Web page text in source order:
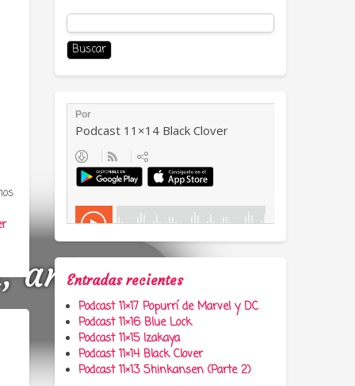
anime y
Buscar:
Entradas recientes
Podcast 11×17 Popurrí de Marvel y DC
Podcast 11×16 Blue Lock
Podcast 11×15 Izakaya
Podcast 11×14 Black Clover
Podcast 11×13 Shinkansen (Parte 2)